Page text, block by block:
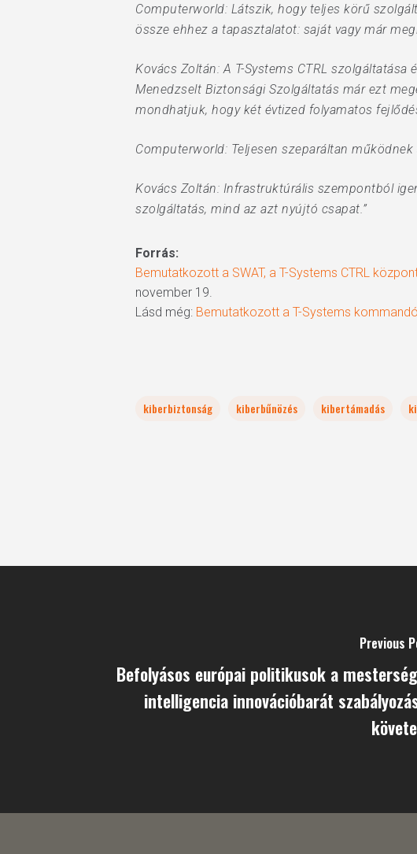
Computerworld: Látszik, hogy teljes körű
össze ehhez a tapasztalatot: saját vagy már
Kovács Zoltán: A T-Systems CTRL
Menedzselt Biztonsági Szolgáltatás már ezt
mondhatjuk, hogy két évtized folyamatos
Computerworld: Teljesen szeparáltan működnek
Kovács Zoltán: Infrastruktúrális szempontból
szolgáltatás, mind az azt nyújtó csapat.”
Forrás:
Bemutatkozott a SWAT, a T-Systems CTRL
november 19.
Lásd még: Bemutatkozott a T-Systems
kiberbiztonság kiberbűnözés kibertámadás
Previous
Befolyásos európai politikusok a
intelligencia innovációbarát